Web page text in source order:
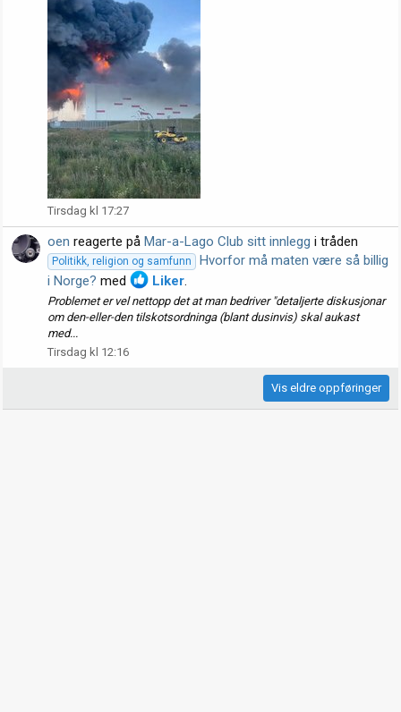
Tirsdag kl 17:27
oen reagerte på Mar-a-Lago Club sitt innlegg i tråden
Politikk, religion og samfunn
Hvorfor må maten være så billig
i Norge? med Liker.
Problemet er vel nettopp det at man bedriver "detaljerte diskusjonar
om den-eller-den tilskotsordninga (blant dusinvis) skal aukast
med...
Tirsdag kl 12:16
Vis eldre oppføringer